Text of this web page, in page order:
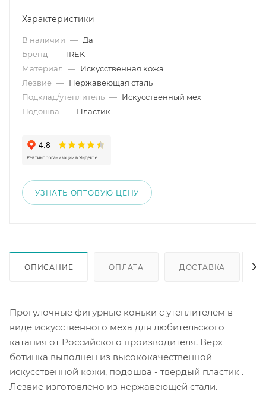
Характеристики
В наличии — Да
Бренд — TREK
Материал — Искусственная кожа
Лезвие — Нержавеющая сталь
Подклад/утеплитель — Искусственный мех
Подошва — Пластик
УЗНАТЬ ОПТОВУЮ ЦЕНУ
ОПИСАНИЕ ОПЛАТА ДОСТАВКА
Прогулочные фигурные коньки с утеплителем в
виде искусственного меха для любительского
катания от Российского производителя. Верх
ботинка выполнен из высококачественной
искусственной кожи, подошва - твердый пластик .
Лезвие изготовлено из нержавеющей стали.